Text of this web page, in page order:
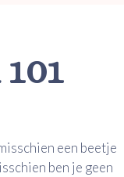
een beetje
ben je geen